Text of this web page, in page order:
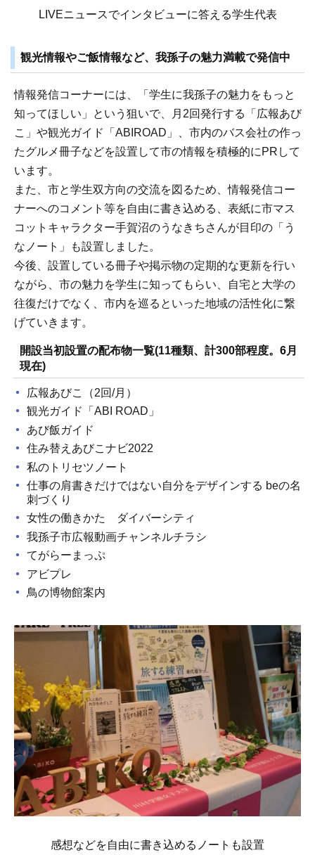
LIVEニュースでインタビューに答える学生代表
観光情報やご飯情報など、我孫子の魅力満載で発信中
情報発信コーナーには、「学生に我孫子の魅力をもっと
知ってほしい」という狙いで、月2回発行する「広報あび
こ」や観光ガイド「ABIROAD」、市内のバス会社の作っ
たグルメ冊子などを設置して市の情報を積極的にPRして
います。
また、市と学生双方向の交流を図るため、情報発信コー
ナーへのコメント等を自由に書き込める、表紙に市マス
コットキャラクター手賀沼のうなきちさんが目印の「う
なノート」も設置しました。
今後、設置している冊子や掲示物の定期的な更新を行い
ながら、市の魅力を学生に知ってもらい、自宅と大学の
往復だけでなく、市内を巡るといった地域の活性化に繋
げていきます。
開設当初設置の配布物一覧(11種類、計300部程度。6月
現在)
広報あびこ（2回/月）
観光ガイド「ABI ROAD」
あび飯ガイド
住み替えあびこナビ2022
私のトリセツノート
仕事の肩書きだけではない自分をデザインする beの名
刺づくり
女性の働きかた ダイバーシティ
我孫子市広報動画チャンネルチラシ
てがらーまっぷ
アビプレ
鳥の博物館案内
感想などを自由に書き込めるノートも設置